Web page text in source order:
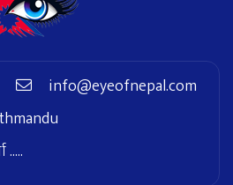
info@eyeofnepal.com
.....